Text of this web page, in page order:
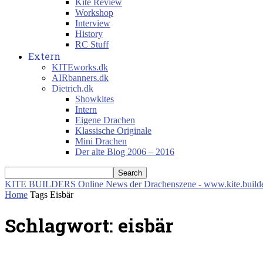
Kite Review
Workshop
Interview
History
RC Stuff
Extern
KITEworks.dk
AIRbanners.dk
Dietrich.dk
Showkites
Intern
Eigene Drachen
Klassische Originale
Mini Drachen
Der alte Blog 2006 – 2016
KITE BUILDERS Online News der Drachenszene -
Home Tags Eisbär
Schlagwort: eisbär